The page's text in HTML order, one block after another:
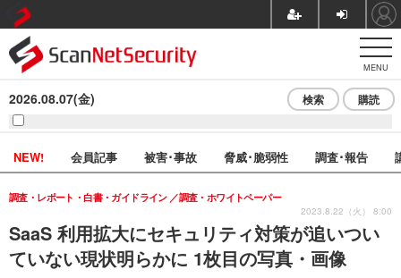
MENU
2026.08.07(金) 検索 購読
NEW! 会員記事 被害･事故 脅威･脆弱性 調査･報告
SaaS 利用拡大にセキュリティ対策が追いつい
ていない現状明らかに 1枚目の写真・画像
調査・レポート・白書・ガイドライン 調査・ホワイトペーパー
2023.8.22（火） 8:00